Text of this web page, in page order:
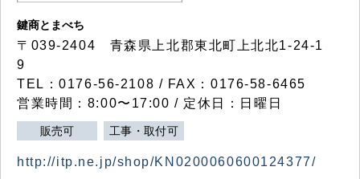
鍵商とまべち
〒039-2404 青森県上北郡東北町上北北1-24-1
9
TEL：0176-56-2108 / FAX：0176-58-6465
営業時間：8:00〜17:00 / 定休日：日曜日
販売可 工事・取付可
http://itp.ne.jp/shop/KN0200060600124377/